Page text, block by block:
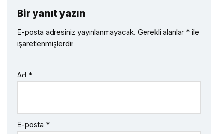
Bir yanıt yazın
E-posta adresiniz yayınlanmayacak. Gerekli alanlar * ile
işaretlenmişlerdir
Ad *
E-posta *